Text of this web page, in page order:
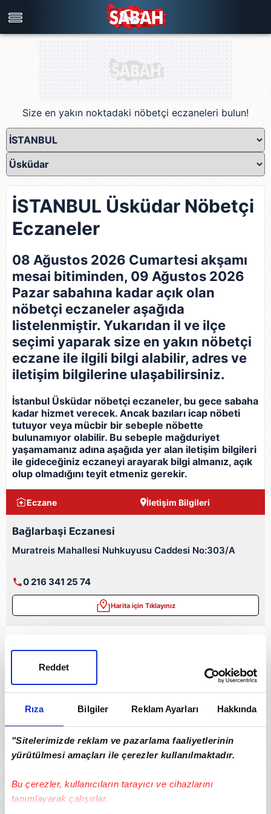
Rıza Bilgiler Reklam Ayarları Hakkında
"Sitelerimizde reklam ve pazarlama faaliyetlerinin
yürütülmesi amaçları ile çerezler kullanılmaktadır.
Bu çerezler, kullanıcıların tarayıcı ve cihazlarını
tanımlayarak çalışırlar.
Reddet
Türkiye'nin en iyi haber sitesi
Size en yakın noktadaki nöbetçi eczaneleri bulun!
İSTANBUL Üsküdar Nöbetçi
Eczaneler
08 Ağustos 2026 Cumartesi akşamı
mesai bitiminden, 09 Ağustos 2026
Pazar sabahına kadar açık olan
nöbetçi eczaneler aşağıda
listelenmiştir. Yukarıdan il ve ilçe
seçimi yaparak size en yakın nöbetçi
eczane ile ilgili bilgi alabilir, adres ve
iletişim bilgilerine ulaşabilirsiniz.
İstanbul Üsküdar nöbetçi eczaneler, bu gece sabaha
kadar hizmet verecek. Ancak bazıları icap nöbeti
tutuyor veya mücbir bir sebeple nöbette
bulunamıyor olabilir. Bu sebeple mağduriyet
yaşamamanız adına aşağıda yer alan iletişim bilgileri
ile gideceğiniz eczaneyi arayarak bilgi almanız, açık
olup olmadığını teyit etmeniz gerekir.
Eczane İletişim Bilgileri
Bağlarbaşi Eczanesi
Muratreis Mahallesi Nuhkuyusu Caddesi No:303/A
0 216 341 25 74
Harita için Tıklayınız
Mimar Sinan Mahallesi Dr. Fahri Atabey Caddesi
Üsküdar Hükümet Konağı'nın yanı.
Harita için Tıklayınız
İncir Eczanesi
Kirazlıtepe Mahallesi, Mehmet Akif Ersoy Caddesi, 124